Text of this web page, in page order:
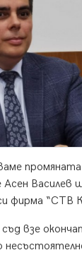
Василев
фирма “СТВ
взе